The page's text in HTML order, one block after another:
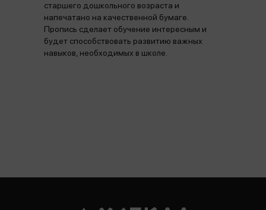
старшего дошкольного возраста и
напечатано на качественной бумаге.
Пропись сделает обучение интересным и
будет способствовать развитию важных
навыков, необходимых в школе.